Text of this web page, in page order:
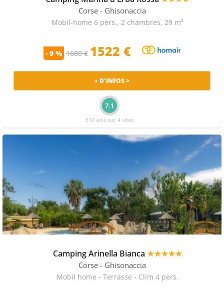
Corse - Ghisonaccia
Mobil-home 6 pers., 2 chambres, 29 m²
- 9 % 1680 € 1522 €
+ D'INFOS >
7.1
510 avis sur 4 sites
Camping Arinella Bianca ★★★★★
Corse - Ghisonaccia
Mobil home - Terrasse - Clim 4 pers.